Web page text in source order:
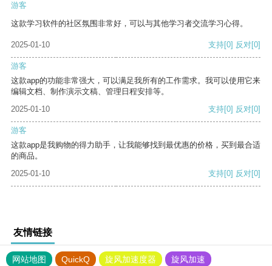
游客
这款学习软件的社区氛围非常好，可以与其他学习者交流学习心得。
2025-01-10 支持[0] 反对[0]
游客
这款app的功能非常强大，可以满足我所有的工作需求。我可以使用它来
编辑文档、制作演示文稿、管理日程安排等。
2025-01-10
支持[0] 反对[0]
游客
这款app是我购物的得力助手，让我能够找到最优惠的价格，买到最合适
的商品。
2025-01-10
支持[0] 反对[0]
友情链接
网站地图 QuickQ 旋风加速度器
旋风加速